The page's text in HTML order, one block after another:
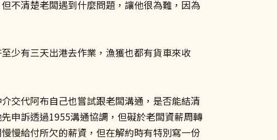
不清楚老闆遇到什麼問題，讓他很為難，因為
少有三天出港去作業，漁獲也都有貨車來收
交代阿布自己也嘗試跟老闆溝通，是否能結清
申訴透過1955溝通協調，但礙於老闆資薪周轉
慢給付所欠的薪資，但在解約時有特別寫一份